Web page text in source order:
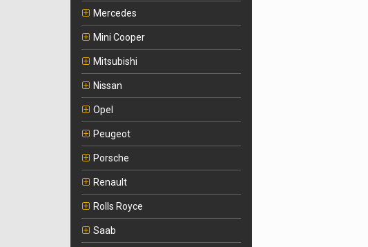
Mercedes
Mini Cooper
Mitsubishi
Nissan
Opel
Peugeot
Porsche
Renault
Rolls Royce
Saab